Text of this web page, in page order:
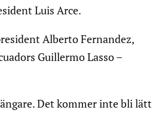
Luis Arce.
Alberto Fernandez,
Guillermo Lasso –
Det kommer inte bli lätt